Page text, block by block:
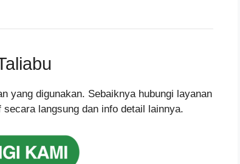
yang digunakan. Sebaiknya hubungi layanan
langsung dan info detail lainnya.